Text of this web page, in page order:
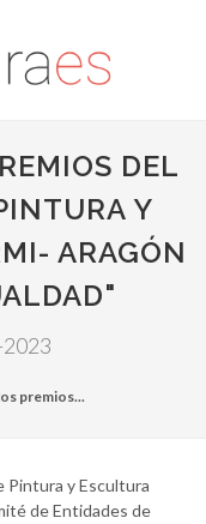
DEL
Y
ARAGÓN
premios...
Pintura y Escultura
de Entidades de